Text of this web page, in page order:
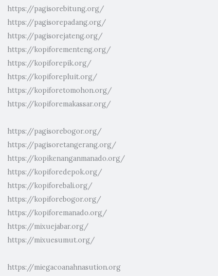
https://pagisorebitung.org/
https://pagisorepadang.org/
https://pagisorejateng.org/
https://kopiforementeng.org/
https://kopiforepik.org/
https://kopiforepluit.org/
https://kopiforetomohon.org/
https://kopiforemakassar.org/
https://pagisorebogor.org/
https://pagisoretangerang.org/
https://kopikenanganmanado.org/
https://kopiforedepok.org/
https://kopiforebali.org/
https://kopiforebogor.org/
https://kopiforemanado.org/
https://mixuejabar.org/
https://mixuesumut.org/
https://miegacoanahnasution.org